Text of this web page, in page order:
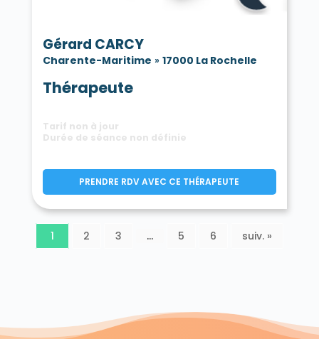
Gérard CARCY
Charente-Maritime » 17000 La Rochelle
Thérapeute
Tarif non à jour
Durée de séance non définie
PRENDRE RDV AVEC CE THÉRAPEUTE
1 2 3 … 5 6 suiv. »